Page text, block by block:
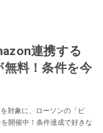
連携する
料！条件を今
対象に、ローソンの「ピ
開催中！条件達成で好きな